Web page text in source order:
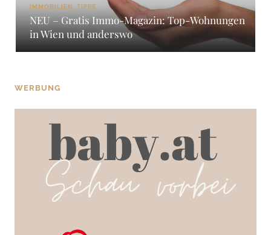
IMMOBILIEN, TIPPS
NEU – Gratis Immo-Magazin: Top-Wohnungen
in Wien und anderswo
WERBUNG